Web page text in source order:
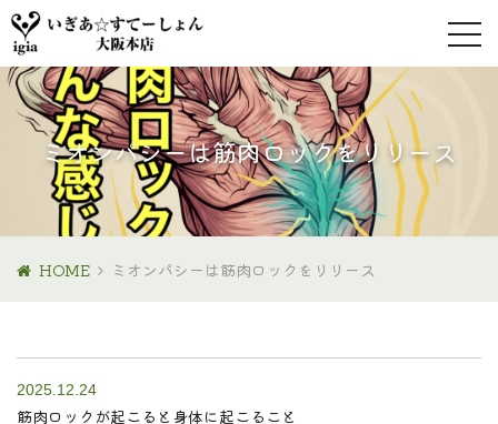
ミオンパシーは筋肉ロックをリリース
HOME ミオンパシーは筋肉ロックをリリース
2025.12.24
筋肉ロックが起こると身体に起こること